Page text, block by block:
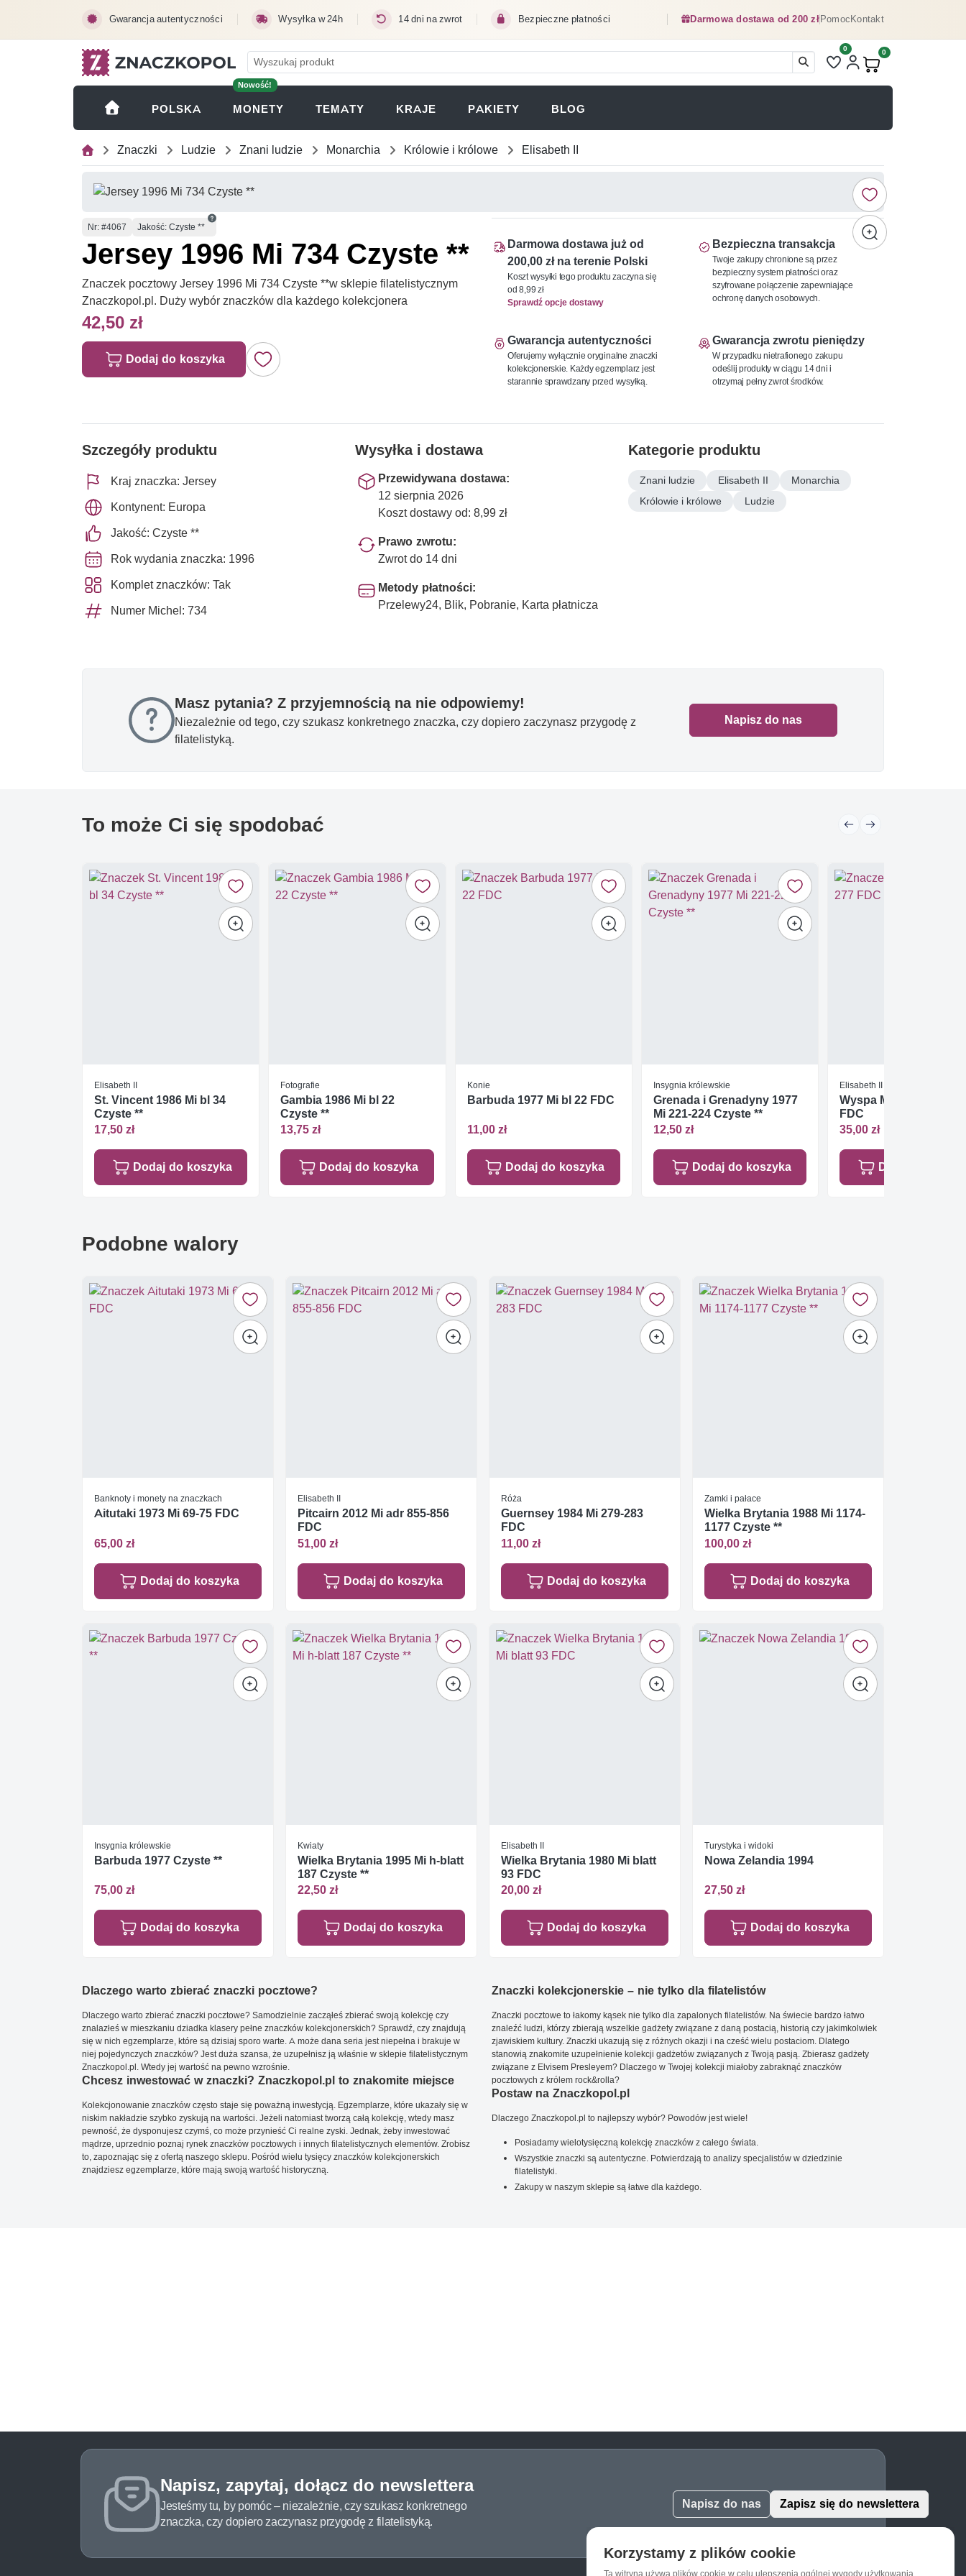
Gwarancja autentyczności Wysyłka w 24h 14 dni na zwrot Bezpieczne płatności Darmowa dostawa od 200 złPomocKontakt
Liczba pozycji na liście
0
Produkty w koszyku:
0
POLSKA
Nowość!
MONETY (OTWIERA SIĘ W NOWEJ KARCIE)
TEMATY KRAJE PAKIETY BLOG
Znaczki Ludzie Znani ludzie Monarchia Królowie i królowe Elisabeth II
Numer
Nr: #4067 Jakość: Czyste **
Jersey 1996 Mi 734 Czyste **
Znaczek pocztowy Jersey 1996 Mi 734 Czyste **w sklepie filatelistycznym
Znaczkopol.pl. Duży wybór znaczków dla każdego kolekcjonera
42,50 zł
Dodaj do koszyka
Darmowa dostawa już od
200,00 zł na terenie Polski
Koszt wysyłki tego produktu zaczyna się
od 8,99 zł
Sprawdź opcje dostawy
Bezpieczna transakcja
Twoje zakupy chronione są przez
bezpieczny system płatności oraz
szyfrowane połączenie zapewniające
ochronę danych osobowych.
Gwarancja autentyczności
Oferujemy wyłącznie oryginalne znaczki
kolekcjonerskie. Każdy egzemplarz jest
starannie sprawdzany przed wysyłką.
Gwarancja zwrotu pieniędzy
W przypadku nietrafionego zakupu
odeślij produkty w ciągu 14 dni i
otrzymaj pełny zwrot środków.
Szczegóły produktu
Kraj znaczka: Jersey
Kontynent: Europa
Jakość: Czyste **
Rok wydania znaczka: 1996
Komplet znaczków: Tak
Numer Michel: 734
Wysyłka i dostawa
Przewidywana dostawa:
12 sierpnia 2026
Koszt dostawy od: 8,99 zł
Prawo zwrotu:
Zwrot do 14 dni
Metody płatności:
Przelewy24, Blik, Pobranie, Karta płatnicza
Kategorie produktu
Znani ludzie Elisabeth II
Monarchia
Królowie i królowe
Ludzie
Masz pytania? Z przyjemnością na nie odpowiemy!
Niezależnie od tego, czy szukasz konkretnego znaczka, czy dopiero zaczynasz przygodę z
filatelistyką.
Napisz do nas
To może Ci się spodobać
Elisabeth II
St. Vincent 1986 Mi bl 34
Czyste **
17,50 zł
Dodaj do koszyka
Fotografie
Gambia 1986 Mi bl 22
Czyste **
13,75 zł
Dodaj do koszyka
Konie
Barbuda 1977 Mi bl 22 FDC
11,00 zł
Dodaj do koszyka
Insygnia królewskie
Grenada i Grenadyny 1977
Mi 221-224 Czyste **
12,50 zł
Dodaj do koszyka
Elisabeth II
Wyspa Man 1985 Mi
FDC
35,00 zł
Dodaj do
Podobne walory
Banknoty i monety na znaczkach
Aitutaki 1973 Mi 69-75 FDC
65,00 zł
Dodaj do koszyka
Elisabeth II
Pitcairn 2012 Mi adr 855-856
FDC
51,00 zł
Dodaj do koszyka
Róża
Guernsey 1984 Mi 279-283
FDC
11,00 zł
Dodaj do koszyka
Zamki i pałace
Wielka Brytania 1988 Mi 1174-
1177 Czyste **
100,00 zł
Dodaj do koszyka
Insygnia królewskie
Barbuda 1977 Czyste **
75,00 zł
Dodaj do koszyka
Kwiaty
Wielka Brytania 1995 Mi h-blatt
187 Czyste **
22,50 zł
Dodaj do koszyka
Elisabeth II
Wielka Brytania 1980 Mi blatt
93 FDC
20,00 zł
Dodaj do koszyka
Turystyka i widoki
Nowa Zelandia 1994
27,50 zł
Dodaj do koszyka
Dlaczego warto zbierać znaczki pocztowe?
Dlaczego warto zbierać znaczki pocztowe? Samodzielnie zacząłeś zbierać swoją kolekcję czy
znalazłeś w mieszkaniu dziadka klasery pełne znaczków kolekcjonerskich? Sprawdź, czy znajdują
się w nich egzemplarze, które są dzisiaj sporo warte. A może dana seria jest niepełna i brakuje w
niej pojedynczych znaczków? Jest duża szansa, że uzupełnisz ją właśnie w sklepie filatelistycznym
Znaczkopol.pl. Wtedy jej wartość na pewno wzrośnie.
Chcesz inwestować w znaczki? Znaczkopol.pl to znakomite miejsce
Kolekcjonowanie znaczków często staje się poważną inwestycją. Egzemplarze, które ukazały się w
niskim nakładzie szybko zyskują na wartości. Jeżeli natomiast tworzą całą kolekcję, wtedy masz
pewność, że dysponujesz czymś, co może przynieść Ci realne zyski. Jednak, żeby inwestować
mądrze, uprzednio poznaj rynek znaczków pocztowych i innych filatelistycznych elementów. Zrobisz
to, zapoznając się z ofertą naszego sklepu. Pośród wielu tysięcy znaczków kolekcjonerskich
znajdziesz egzemplarze, które mają swoją wartość historyczną.
Znaczki kolekcjonerskie – nie tylko dla filatelistów
Znaczki pocztowe to łakomy kąsek nie tylko dla zapalonych filatelistów. Na świecie bardzo łatwo
znaleźć ludzi, którzy zbierają wszelkie gadżety związane z daną postacią, historią czy jakimkolwiek
zjawiskiem kultury. Znaczki ukazują się z różnych okazji i na cześć wielu postaciom. Dlatego
stanowią znakomite uzupełnienie kolekcji gadżetów związanych z Twoją pasją. Zbierasz gadżety
związane z Elvisem Presleyem? Dlaczego w Twojej kolekcji miałoby zabraknąć znaczków
pocztowych z królem rock&rolla?
Postaw na Znaczkopol.pl
Dlaczego Znaczkopol.pl to najlepszy wybór? Powodów jest wiele!
Posiadamy wielotysięczną kolekcję znaczków z całego świata.
Wszystkie znaczki są autentyczne. Potwierdzają to analizy specjalistów w dziedzinie
filatelistyki.
Zakupy w naszym sklepie są łatwe dla każdego.
Napisz, zapytaj, dołącz do newslettera
Jesteśmy tu, by pomóc – niezależnie, czy szukasz konkretnego
znaczka, czy dopiero zaczynasz przygodę z filatelistyką.
Napisz do nas Zapisz się do newslettera
Korzystamy z plików cookie
Ta witryna używa plików cookie w celu ulepszenia ogólnej wygody użytkowania.